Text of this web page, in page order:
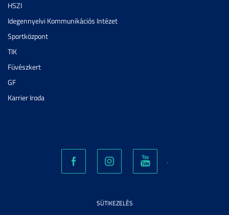
HSZI
Idegennyelvi Kommunikációs Intézet
Sportközpont
TIK
Füvészkert
GF
Karrier Iroda
SÜTIKEZELÉS